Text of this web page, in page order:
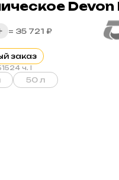
Devon
= 35 721 ₽
заказ
ч. I
50 л